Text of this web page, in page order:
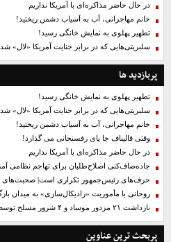
در حال حاضر مذاکره‌ای با آمریکا نداریم
خانم مهاجرانی، آب به آسیاب دشمن ریختید!
تطهیر پهلوی به نمایش خانگی رسید!
سلبریتی‌هایی که در برابر جنایت آمریکا «لال»
پربازدید ها
تطهیر پهلوی به نمایش خانگی رسید!
سلبریتی‌هایی که در برابر جنایت آمریکا «لال»
خانم مهاجرانی، آب به آسیاب دشمن ریختید!
وقتی قالیباف جا پای رفسنجانی می گذارد!
در حال حاضر مذاکره‌ای با آمریکا نداریم
جاده‌صاف‌کنی اصلاح‌طلبان برای تهاجم نظامی
حرف‌های رئیس‌جمهور تکراری است| صحبت‌های
روحانی با مأموریت «رادیکال‌سازی» به میدان
بازداشت ۲۱ مزدور موساد و ۴ شرور مسلح توسط وزارت اطلاعات
پربحث ترین عناوین